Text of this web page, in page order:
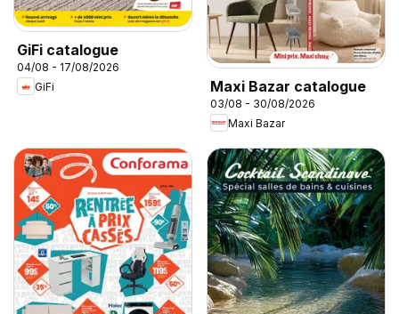
GiFi catalogue
04/08 - 17/08/2026
GiFi
Maxi Bazar catalogue
03/08 - 30/08/2026
Maxi Bazar